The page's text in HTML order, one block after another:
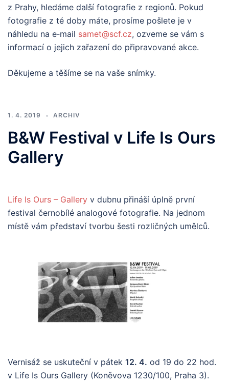
z Prahy, hledáme další fotografie z regionů. Pokud
fotografie z té doby máte, prosíme pošlete je v
náhledu na e‑mail samet@scf.cz, ozveme se vám s
informací o jejich zařazení do připravované akce.
Děkujeme a těšíme se na vaše snímky.
1. 4. 2019 ARCHIV
B&W Festival v Life Is Ours
Gallery
Life Is Ours – Gallery v dubnu přináší úplně první
festival černobílé analogové fotografie. Na jednom
místě vám představí tvorbu šesti rozličných umělců.
Vernisáž se uskuteční v pátek 12. 4. od 19 do 22 hod.
v Life Is Ours Gallery (Koněvova 1230/100, Praha 3).